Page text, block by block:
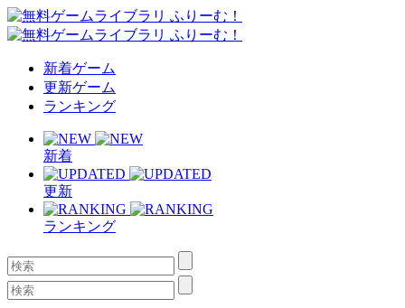
新着ゲーム
更新ゲーム
ランキング
新着
更新
ランキング